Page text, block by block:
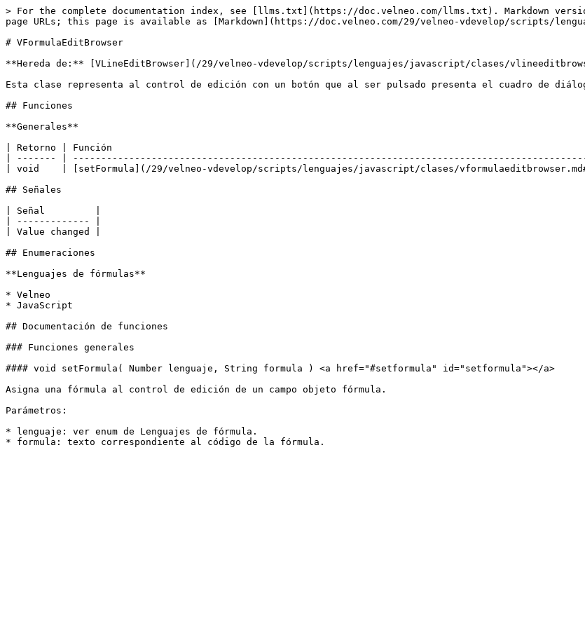
> For the complete documentation index, see [llms.txt](https://doc.velneo.com/llms.txt). Markdown
page URLs; this page is available as [Markdown](https://doc.velneo.com/29/velneo-vdevelop/scripts/
# VFormulaEditBrowser
**Hereda de:** [VLineEditBrowser](/29/velneo-vdevelop/scripts/lenguajes/javascript/clases/
Esta clase representa al control de edición con un botón que al ser pulsado presenta el cuadro de
## Funciones
**Generales**
| Retorno | Función
| ------- |
| void    | [setFormula](/29/velneo-vdevelop/scripts/lenguajes/javascript/clases/
## Señales
| Señal         |
| ------------- |
| Value changed |
## Enumeraciones
**Lenguajes de fórmulas**
* Velneo
* JavaScript
## Documentación de funciones
### Funciones generales
#### void setFormula( Number lenguaje, String formula ) <a href="#setformula" id="setformula"></a>
Asigna una fórmula al control de edición de un campo objeto fórmula.
Parámetros:
* lenguaje: ver enum de Lenguajes de fórmula.